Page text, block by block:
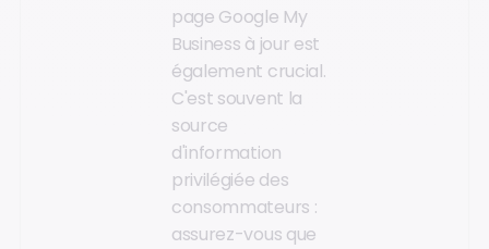
page Google My
Business à jour est
également crucial.
C'est souvent la
source
d'information
privilégiée des
consommateurs :
assurez-vous que